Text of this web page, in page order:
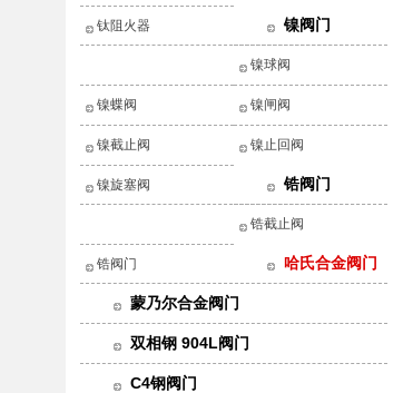
钛阻火器 镍阀门
镍球阀
镍蝶阀 镍闸阀
镍截止阀 镍止回阀
镍旋塞阀 锆阀门
锆截止阀
锆阀门 哈氏合金阀门
蒙乃尔合金阀门
双相钢 904L阀门
C4钢阀门